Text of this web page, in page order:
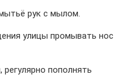
рук с мылом.
улицы промывать нос
пополнять